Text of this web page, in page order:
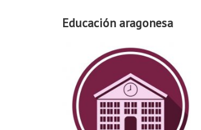
Educación aragonesa